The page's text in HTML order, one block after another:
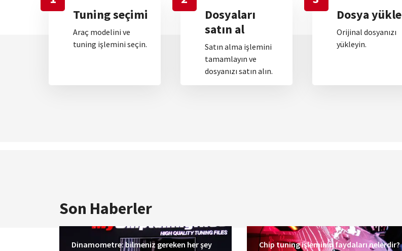
Tuning seçimi
Araç modelini ve
tuning işlemini seçin.
Dosyaları
satın al
Satın alma işlemini
tamamlayın ve
dosyanızı satın alın.
Dosya yükle
Orijinal dosyanızı
yükleyin.
Son Haberler
Dinamometre: bilmeniz gereken her şey
Chip tuning işleminin faydaları nelerdir?